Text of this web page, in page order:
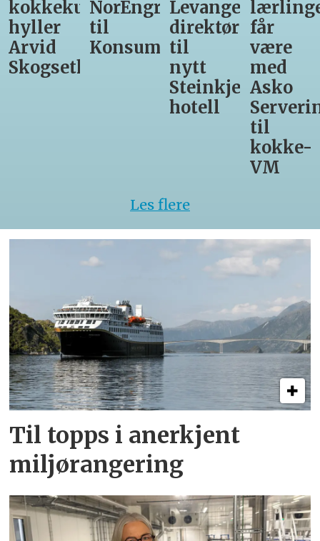
NorEngros
til
Konsumgruppen
Levanger-
direktør
til
Steinkjer-
lærlinger
får
være
med
Asko
Servering
til
Matprat
Les flere
Til topps i anerkjent
miljørangering